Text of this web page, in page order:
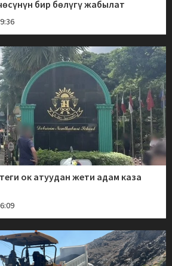
бир бөлүгү жабылат
ок атуудан жети адам каза